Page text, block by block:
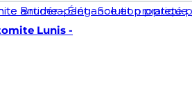
Lunis -